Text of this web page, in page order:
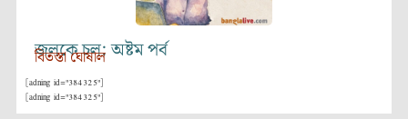
জলকে চল: অষ্টম পর্ব
বিতস্তা ঘোষাল
[adning id="384325"]
[adning id="384325"]